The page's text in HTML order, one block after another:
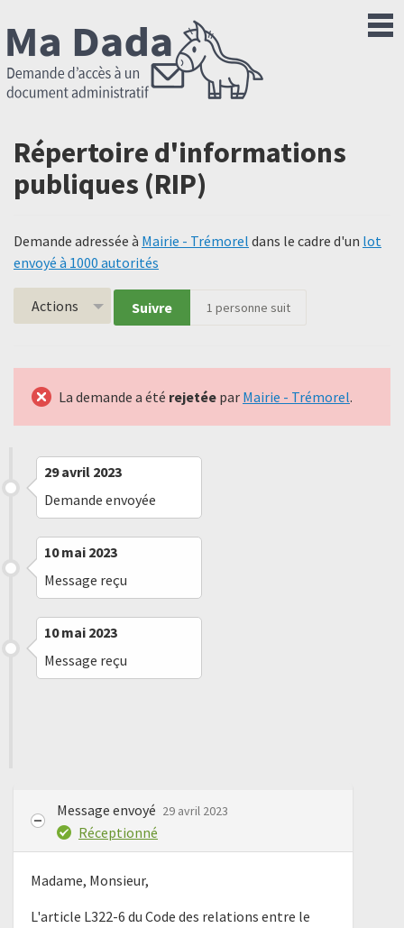
Répertoire d'informations
publiques (RIP)
Demande adressée à Mairie - Trémorel dans le cadre d'un lot
envoyé à 1000 autorités
Actions Suivre 1 personne suit
La demande a été rejetée par Mairie - Trémorel.
29 avril 2023
Demande envoyée
10 mai 2023
Message reçu
10 mai 2023
Message reçu
Message envoyé 29 avril 2023
Réceptionné
Madame, Monsieur,
L'article L322-6 du Code des relations entre le